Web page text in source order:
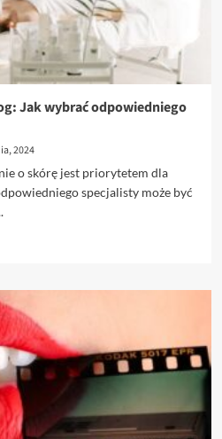
Jak wybrać odpowiedniego
2024
o skórę jest priorytetem dla
specjalisty może być